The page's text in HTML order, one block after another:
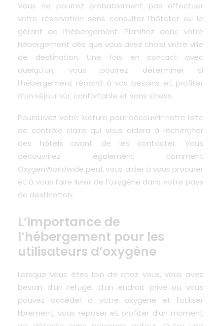
Vous ne pourrez probablement pas effectuer
votre réservation sans consulter l’hôtelier ou le
gérant de l’hébergement. Planifiez donc votre
hébergement dès que vous avez choisi votre ville
de destination. Une fois en contact avec
quelqu’un, vous pourrez déterminer si
l’hébergement répond à vos besoins et profiter
d’un séjour sûr, confortable et sans stress.
Poursuivez votre lecture pour découvrir notre liste
de contrôle claire qui vous aidera à rechercher
des hôtels avant de les contacter. Vous
découvrirez également comment
OxygenWorldwide peut vous aiderà vous procurer
et à vous faire livrer de l’oxygène dans votre pays
de destination.
L’importance de
l’hébergement pour les
utilisateurs d’oxygène
Lorsque vous êtes loin de chez vous, vous avez
besoin d’un refuge, d’un endroit privé où vous
pouvez accéder à votre oxygène et l’utiliser
librement, vous reposer et profiter d’un moment